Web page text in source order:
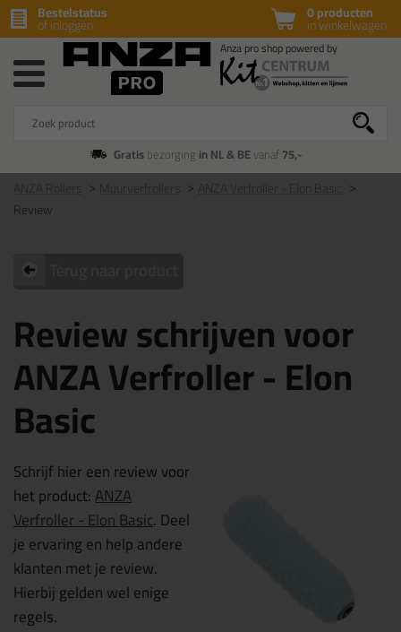
0 producten
in winkelwagen
Bestelstatus
of inloggen
Gratisbezorging in NL & BEvanaf75,-
Muurverfrollers
ANZA Verfroller - Elon Basic
Review
Review schrijven voor
ANZA Verfroller - Elon
Basic
Schrijf hier een review voor
het product:ANZA
Verfroller - Elon Basic. Deel
je ervaring en help andere
klanten met je review.
Hierbij gelden wel enige
regels.